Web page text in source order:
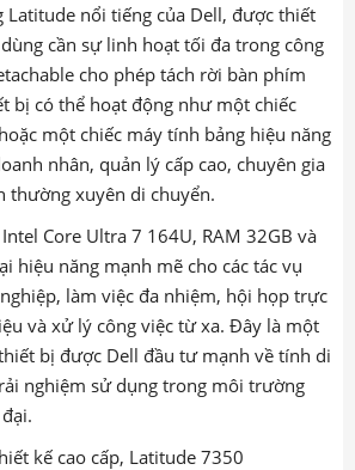
Latitude nổi tiếng của Dell, được thiết
cần sự linh hoạt tối đa trong công
cho phép tách rời bàn phím
bị có thể hoạt động như một chiếc
một chiếc máy tính bảng hiệu năng
nhân, quản lý cấp cao, chuyên gia
thường xuyên di chuyển.
Core Ultra 7 164U, RAM 32GB và
hiệu năng mạnh mẽ cho các tác vụ
làm việc đa nhiệm, hội họp trực
và xử lý công việc từ xa. Đây là một
bị được Dell đầu tư mạnh về tính di
nghiệm sử dụng trong môi trường
kế cao cấp, Latitude 7350